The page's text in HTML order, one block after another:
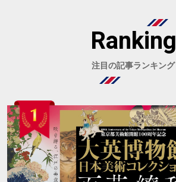
Ranking
注目の記事ランキング